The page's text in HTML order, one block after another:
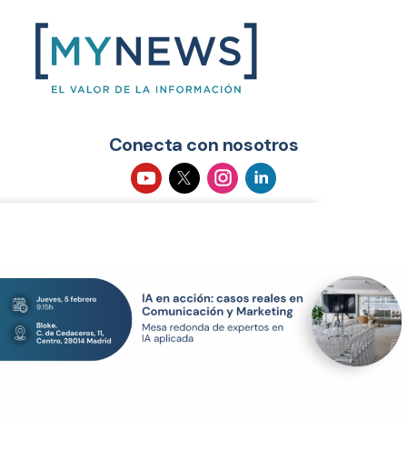
Conecta con nosotros